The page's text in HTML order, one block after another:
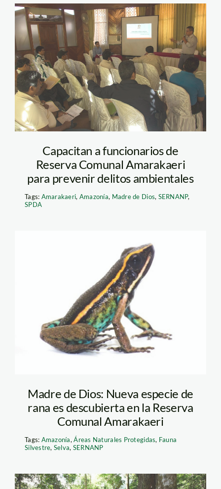
IMG_0382
Capacitan a funcionarios de
Reserva Comunal Amarakaeri
para prevenir delitos ambientales
Tags: Amarakaeri, Amazonía, Madre de Dios, SERNANP,
SPDA
rana amarakaeri –
sernanp
Madre de Dios: Nueva especie de
rana es descubierta en la Reserva
Comunal Amarakaeri
Tags: Amazonía,Áreas Naturales Protegidas, Fauna
Silvestre, Selva, SERNANP